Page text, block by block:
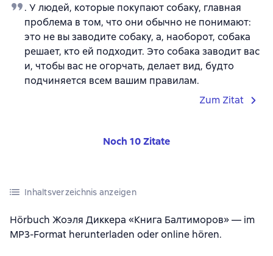
. У людей, которые покупают собаку, главная
проблема в том, что они обычно не понимают:
это не вы заводите собаку, а, наоборот, собака
решает, кто ей подходит. Это собака заводит вас
и, чтобы вас не огорчать, делает вид, будто
подчиняется всем вашим правилам.
Zum Zitat
Noch 10 Zitate
Inhaltsverzeichnis anzeigen
Hörbuch Жоэля Диккера «Книга Балтиморов» — im
MP3-Format herunterladen oder online hören.